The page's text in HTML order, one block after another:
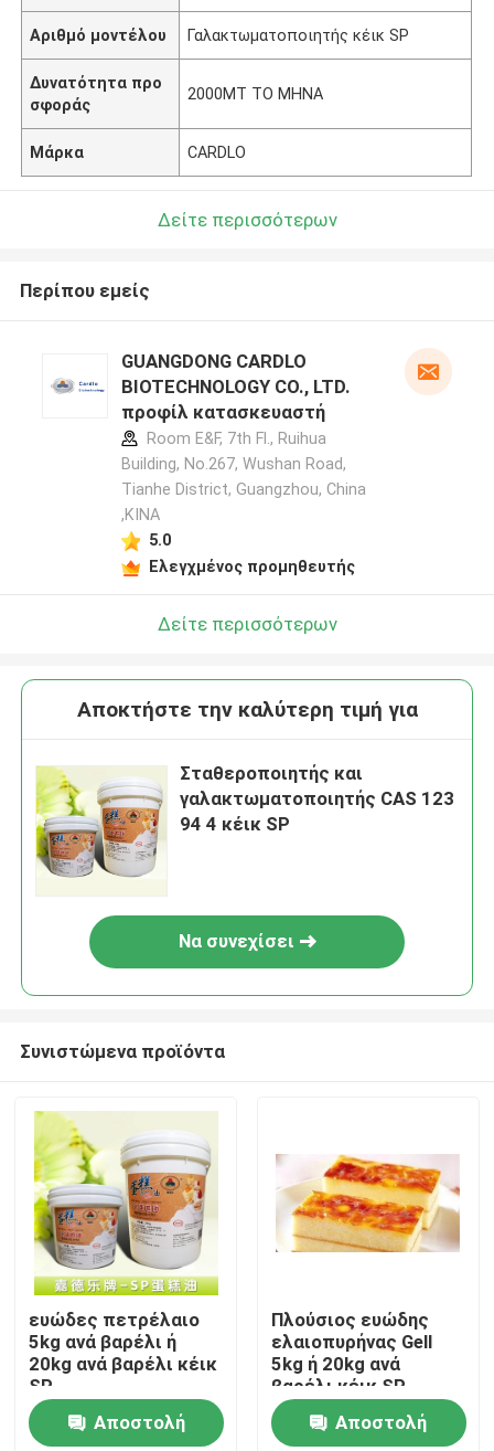
Προϊόντα
Βίντεο
Αριθμό μοντέλου Γαλακτωματοποιητής κέικ SP
Δυνατότητα προ
σφοράς
2000MT ΤΟ ΜΗΝΑ
Μάρκα CARDLO
Δείτε περισσότερων
Περίπου εμείς
GUANGDONG CARDLO
BIOTECHNOLOGY CO., LTD.
προφίλ κατασκευαστή
Room E&F, 7th Fl., Ruihua
Building, No.267, Wushan Road,
Tianhe District, Guangzhou, China
,ΚΙΝΑ
5.0
Ελεγχμένος προμηθευτής
Δείτε περισσότερων
Αποκτήστε την καλύτερη τιμή για
Σταθεροποιητής και
γαλακτωματοποιητής CAS 123
94 4 κέικ SP
Να συνεχίσει
Συνιστώμενα προϊόντα
ευώδες πετρέλαιο
5kg ανά βαρέλι ή
20kg ανά βαρέλι κέικ
SP
γαλακτωματοποιητή
βελτιωτών κέικ
Αποστολή
Πλούσιος ευώδης
ελαιοπυρήνας Gell
5kg ή 20kg ανά
βαρέλι κέικ SP
γαλακτωματοποιητή
βελτιωτών κέικ
Αποστολή